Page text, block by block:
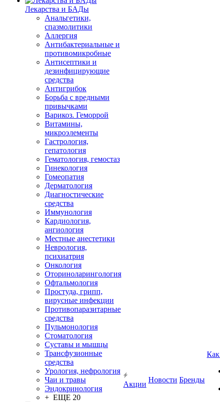
Лекарства и БАДы
Анальгетики,
спазмолитики
Аллергия
Антибактериальные и
противомикробные
Антисептики и
дезинфицирующие
средства
Антигрибок
Борьба с вредными
привычками
Варикоз. Геморрой
Витамины,
микроэлементы
Гастрология,
гепатология
Гематология, гемостаз
Гинекология
Гомеопатия
Дерматология
Диагностические
средства
Иммунология
Кардиология,
ангиология
Местные анестетики
Неврология,
психиатрия
Онкология
Оториноларингология
Офтальмология
Простуда, грипп,
вирусные инфекции
Противопаразитарные
средства
Пульмонология
Стоматология
Суставы и мышцы
Трансфузионные
средства
Урология, нефрология
Чаи и травы
Эндокринология
+ ЕЩЕ 20
Акции
Новости Бренды